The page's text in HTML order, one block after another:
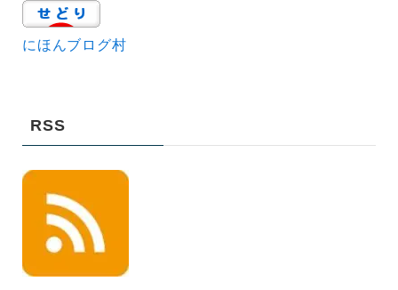
にほんブログ村
RSS